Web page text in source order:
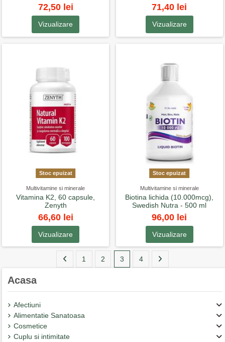
72,50 lei
Vizualizare
71,40 lei
Vizualizare
Stoc epuizat
Multivitamine si minerale
Vitamina K2, 60 capsule,
Zenyth
66,60 lei
Vizualizare
Stoc epuizat
Multivitamine si minerale
Biotina lichida (10.000mcg),
Swedish Nutra - 500 ml
96,00 lei
Vizualizare
1 2 3 4
Acasa
Afectiuni
Alimentatie Sanatoasa
Cosmetice
Cuplu si intimitate